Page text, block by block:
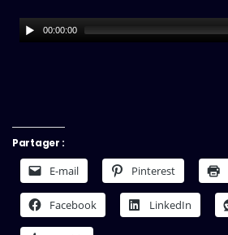
00:00:00
Partager :
E-mail Pinterest
Facebook LinkedIn